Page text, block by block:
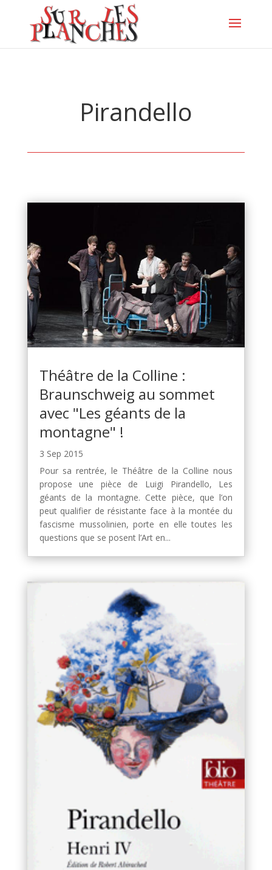
Pirandello
Théâtre de la Colline :
Braunschweig au sommet
avec "Les géants de la
montagne" !
3 Sep 2015
Pour sa rentrée, le Théâtre de la Colline nous
propose une pièce de Luigi Pirandello, Les
géants de la montagne. Cette pièce, que l’on
peut qualifier de résistante face à la montée du
fascisme mussolinien, porte en elle toutes les
questions que se posent l’Art en...